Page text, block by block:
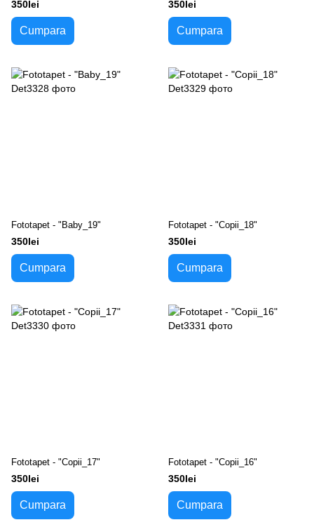
350lei
Cumpara
350lei
Cumpara
Fototapet - "Baby_19"
350lei
Cumpara
Fototapet - "Copii_18"
350lei
Cumpara
Fototapet - "Copii_17"
350lei
Cumpara
Fototapet - "Copii_16"
350lei
Cumpara